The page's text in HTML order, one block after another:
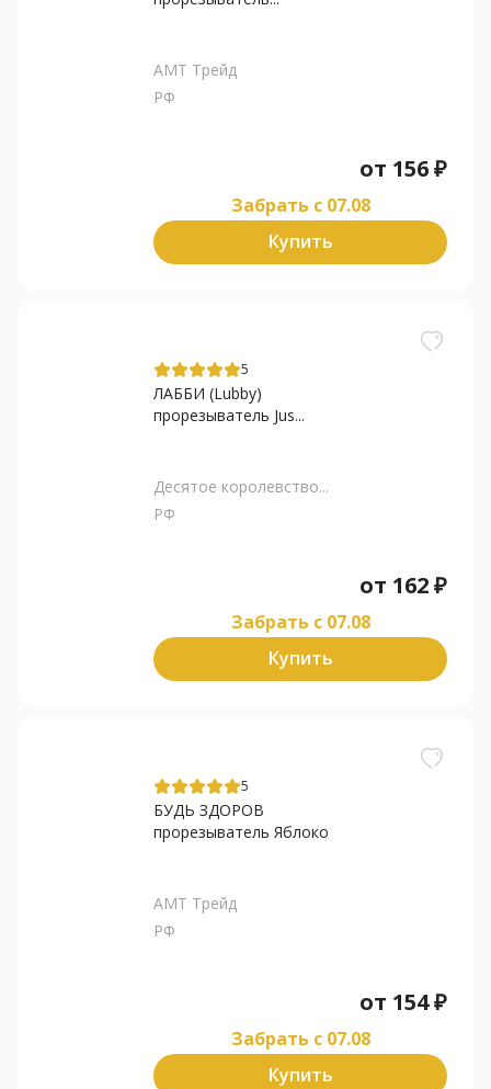
АМТ Трейд
РФ
от 156₽
Забрать c 07.08
Купить
5
ЛАББИ (Lubby)
прорезыватель Jus...
Десятое королевство...
РФ
от 162₽
Забрать c 07.08
Купить
5
БУДЬ ЗДОРОВ
прорезыватель Яблоко
АМТ Трейд
РФ
от 154₽
Забрать c 07.08
Купить